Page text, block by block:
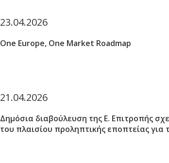
23.04.2026
One Europe, One Market Roadmap
21.04.2026
Δημόσια διαβούλευση της Ε. Επιτροπής
του πλαισίου προληπτικής εποπτείας για